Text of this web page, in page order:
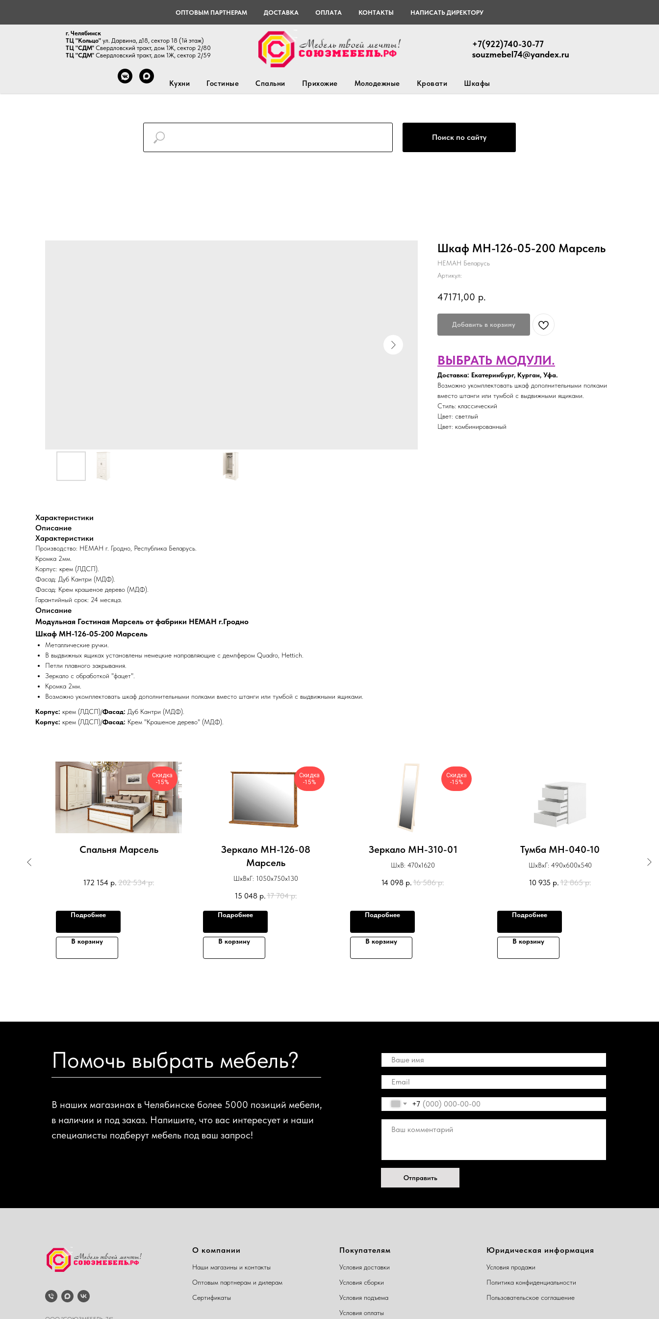
ОПТОВЫМ ПАРТНЕРАМ ДОСТАВКА ОПЛАТА КОНТАКТЫ НАПИСАТЬ ДИРЕКТОРУ
г. Челябинск
ТЦ "Кольцо" ул. Дарвина, д18, сектор 18 (1й этаж)
ТЦ "СДМ" Свердловский тракт, дом 1Ж, сектор 2/80
ТЦ "СДМ" Свердловский тракт, дом 1Ж, сектор 2/59
+7(922)740-30-77
souzmebel74@yandex.ru
Кухни Гостиные Спальни Прихожие Молодежные Кровати Шкафы
Поиск по сайту
Шкаф МН-126-05-200 Марсель
НЕМАН Беларусь
Артикул:
47171,00 р.
Добавить в корзину
ВЫБРАТЬ МОДУЛИ.
Доставка: Екатеринбург, Курган, Уфа.
Возможно укомплектовать шкаф дополнительными полками
вместо штанги или тумбой с выдвижными ящиками.
Стиль: классический
Цвет: светлый
Цвет: комбинированный
Характеристики
Описание
Характеристики
Производство: НЕМАН г. Гродно, Республика Беларусь.
Кромка 2мм.
Корпус: крем (ЛДСП).
Фасад: Дуб Кантри (МДФ).
Фасад: Крем крашеное дерево (МДФ).
Гарантийный срок: 24 месяца.
Описание
Модульная Гостиная Марсель от фабрики НЕМАН г.Гродно
Шкаф МН-126-05-200 Марсель
Металлические ручки.
В выдвижных ящиках установлены немецкие направляющие с демпфером Quadro, Hettich.
Петли плавного закрывания.
Зеркало с обработкой "фацет".
Кромка 2мм.
Возможно укомплектовать шкаф дополнительными полками вместо штанги или тумбой с выдвижными ящиками.
Корпус: крем (ЛДСП)/Фасад: Дуб Кантри (МДФ).
Корпус: крем (ЛДСП)/Фасад: Крем "Крашеное дерево" (МДФ).
Скидка
-15%
Спальня Марсель
172 154 р.202 534 р.
Подробнее
В корзину
Скидка
-15%
Зеркало МН-126-08
Марсель
ШхВхГ: 1050х750х130
15 048 р.17 704 р.
Подробнее
В корзину
Скидка
-15%
Зеркало МН-310-01
ШхВ: 470х1620
14 098 р. 16 586 р.
Подробнее
В корзину
Тумба МН-040-10
ШхВхГ: 490х600х540
10 935 р.12 865 р.
Подробнее
В корзину
Помочь выбрать мебель?
+7
Отправить
В наших магазинах в Челябинске более 5000 позиций мебели,
в наличии и под заказ. Напишите, что вас интересует и наши
специалисты подберут мебель под ваш запрос!
О компании
Наши магазины и контакты
Оптовым партнерам и дилерам
Сертификаты
Покупателям
Условия доставки
Условия сборки
Условия подъема
Условия оплаты
Юридическая информация
Условия продажи
Политика конфиденциальности
Пользовательское соглашение